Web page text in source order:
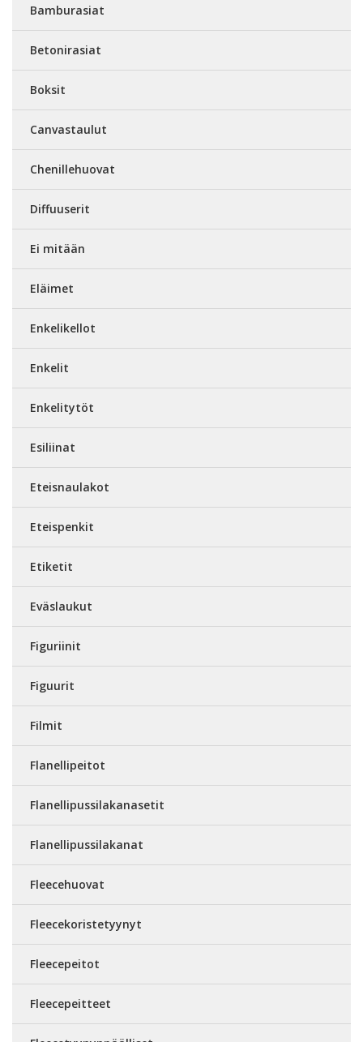
Bamburasiat
Betonirasiat
Boksit
Canvastaulut
Chenillehuovat
Diffuuserit
Ei mitään
Eläimet
Enkelikellot
Enkelit
Enkelitytöt
Esiliinat
Eteisnaulakot
Eteispenkit
Etiketit
Eväslaukut
Figuriinit
Figuurit
Filmit
Flanellipeitot
Flanellipussilakanasetit
Flanellipussilakanat
Fleecehuovat
Fleecekoristetyynyt
Fleecepeitot
Fleecepeitteet